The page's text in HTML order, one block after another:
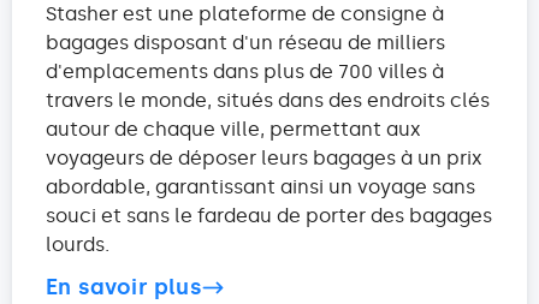
Stasher est une plateforme de consigne à
bagages disposant d'un réseau de milliers
d'emplacements dans plus de 700 villes à
travers le monde, situés dans des endroits clés
autour de chaque ville, permettant aux
voyageurs de déposer leurs bagages à un prix
abordable, garantissant ainsi un voyage sans
souci et sans le fardeau de porter des bagages
lourds.
En savoir plus